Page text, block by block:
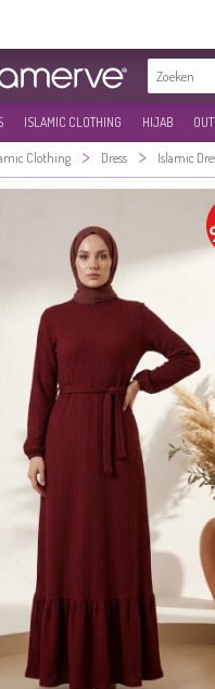
ISLAMIC CLOTHING HIJAB
Clothing > Dress > Islamic